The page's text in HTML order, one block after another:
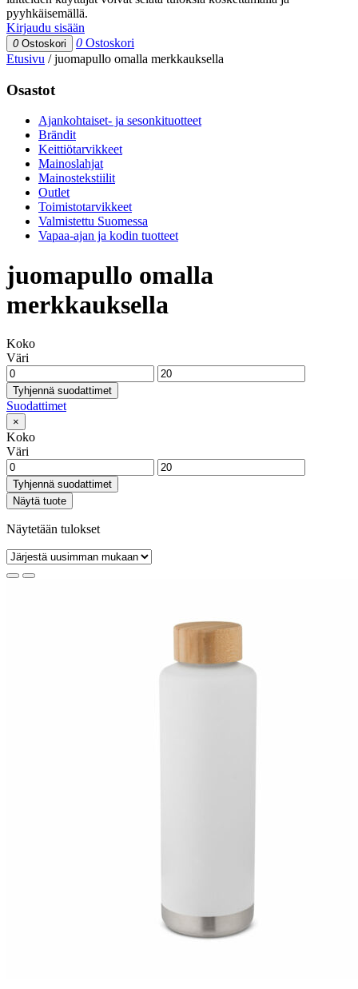
pyyhkäisemällä.
Kirjaudu sisään
0 Ostoskori 0 Ostoskori
Etusivu /juomapullo omalla merkkauksella
Osastot
Ajankohtaiset- ja sesonkituotteet
Brändit
Keittiötarvikkeet
Mainoslahjat
Mainostekstiilit
Outlet
Toimistotarvikkeet
Valmistettu Suomessa
Vapaa-ajan ja kodin tuotteet
juomapullo omalla
merkkauksella
Koko
Väri
Tyhjennä suodattimet
Suodattimet
×
Koko
Väri
Tyhjennä suodattimet
Näytä tuote
Näytetään tulokset